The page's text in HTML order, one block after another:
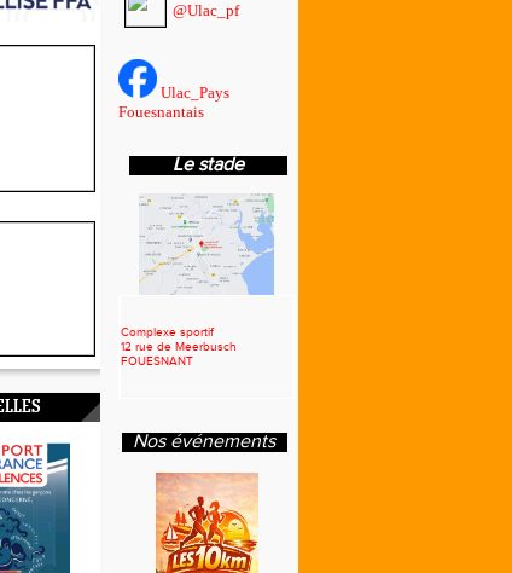
@Ulac_pf
Ulac_Pays
Fouesnantais
Le stade
Complexe sportif
12 rue de Meerbusch
FOUESNANT
Nos événements